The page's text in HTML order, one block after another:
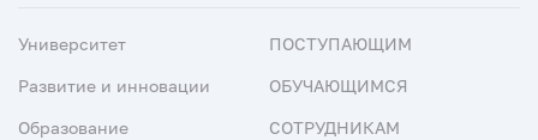
Университет
Развитие и инновации
Образование
ПОСТУПАЮЩИМ
ОБУЧАЮЩИМСЯ
СОТРУДНИКАМ